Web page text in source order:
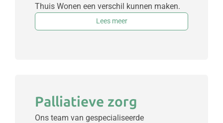
Thuis Wonen een verschil kunnen maken.
Lees meer
Palliatieve zorg
Ons team van gespecialiseerde